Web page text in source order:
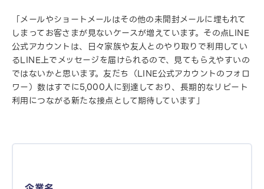
「メールやショートメールはその他の未開封メールに埋もれて
しまってお客さまが見ないケースが増えています。その点LINE
公式アカウントは、日々家族や友人とのやり取りで利用してい
るLINE上でメッセージを届けられるので、見てもらえやすいの
ではないかと思います。友だち（LINE公式アカウントのフォロ
ワー）数はすでに5,000人に到達しており、長期的なリピート
利用につながる新たな接点として期待しています」